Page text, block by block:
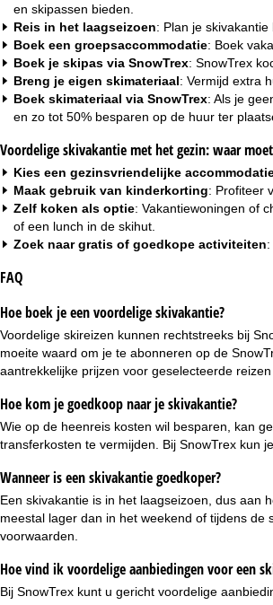
en skipassen bieden.
Reis in het laagseizoen: Plan je
Boek een groepsaccommodatie: Boek
Boek je skipas via SnowTrex: SnowTrex
Breng je eigen skimateriaal: Vermijd extra
Boek skimateriaal via SnowTrex: Als je
en zo tot 50% besparen op de huur ter
Voordelige skivakantie met het gezin: waar
Kies een gezinsvriendelijke
Maak gebruik van kinderkorting: Profiteer
Zelf koken als optie: Vakantiewoningen of
of een lunch in de skihut.
Zoek naar gratis of goedkope activiteiten
FAQ
Hoe boek je een voordelige skivakantie?
Voordelige skireizen kunnen rechtstreeks bij
moeite waard om je te abonneren op de
aantrekkelijke prijzen voor geselecteerde reizen
Hoe kom je goedkoop naar je skivakantie?
Wie op de heenreis kosten wil besparen, kan
transferkosten te vermijden. Bij SnowTrex kun
Wanneer is een skivakantie goedkoper?
Een skivakantie is in het laagseizoen, dus aan
meestal lager dan in het weekend of tijdens
voorwaarden.
Hoe vind ik voordelige aanbiedingen voor een
Bij SnowTrex kunt u gericht voordelige